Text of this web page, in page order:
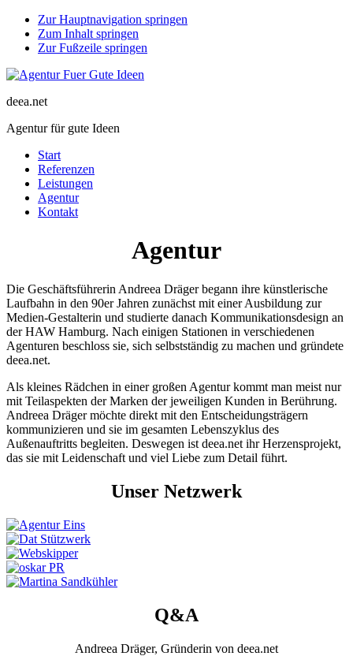
Zur Hauptnavigation springen
Zum Inhalt springen
Zur Fußzeile springen
deea.net
Agentur für gute Ideen
Start
Referenzen
Leistungen
Agentur
Kontakt
Agentur
Die Geschäftsführerin Andreea Dräger begann ihre künstlerische
Laufbahn in den 90er Jahren zunächst mit einer Ausbildung zur
Medien-Gestalterin und studierte danach Kommunikationsdesign an
der HAW Hamburg. Nach einigen Stationen in verschiedenen
Agenturen beschloss sie, sich selbstständig zu machen und gründete
deea.net.
Als kleines Rädchen in einer großen Agentur kommt man meist nur
mit Teilaspekten der Marken der jeweiligen Kunden in Berührung.
Andreea Dräger möchte direkt mit den Entscheidungsträgern
kommunizieren und sie im gesamten Lebenszyklus des
Außenauftritts begleiten. Deswegen ist deea.net ihr Herzens­projekt,
das sie mit Leidenschaft und viel Liebe zum Detail führt.
Unser Netzwerk
Q&A
Andreea Dräger, Gründerin von deea.net